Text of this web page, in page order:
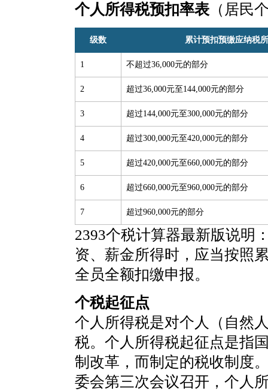
个人所得税预扣率表 （居民
级数 累计预扣预缴应纳税
1 不超过36,000元的部分
2 超过36,000元至144,000元的部分
3 超过144,000元至300,000元的部分
4 超过300,000元至420,000元的部分
5 超过420,000元至660,000元的部分
6 超过660,000元至960,000元的部分
7 超过960,000元的部分
2393个税计算器最新版说明
资、薪金所得时，应当按照
全员全额扣缴申报。
个税起征点
个人所得税是对个人（自然
税。个人所得税起征点是指
制改革，而制定的税收制度
委会第三次会议召开，个人